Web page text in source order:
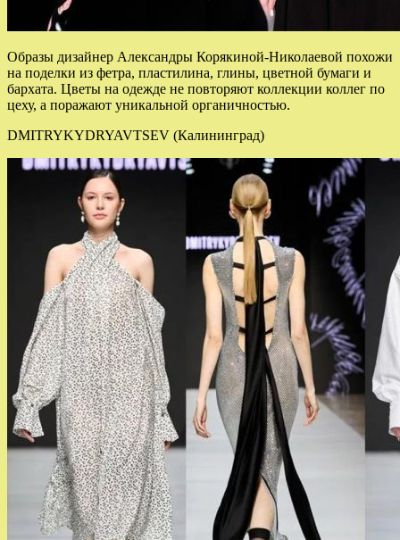
Образы дизайнер Александры Корякиной-Николаевой похожи
на поделки из фетра, пластилина, глины, цветной бумаги и
бархата. Цветы на одежде не повторяют коллекции коллег по
цеху, а поражают уникальной органичностью.
DMITRYKYDRYAVTSEV (Калининград)